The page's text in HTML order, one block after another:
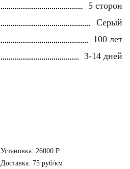
5 сторон
Серый
100 лет
3-14 дней
Установка: 26000 ₽
Доставка: 75 руб/км